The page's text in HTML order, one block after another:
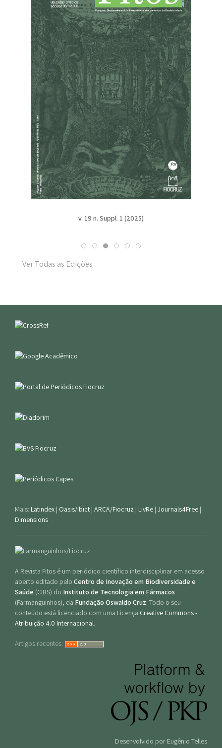
v. 19 n. Suppl. 1 (2025)
Ver Todas as Edições
Mais: Latindex | Oasis/Ibict | ARCA/Fiocruz | LivRe | Journals4Free |
Dimensions
A Revista Fitos é um periódico científico interdisciplinar em acesso
aberto editado pelo Centro de Inovação em Biodiversidade e
Saúde (CIBS) do Instituto de Tecnologia em Fármacos
(Farmanguinhos), da Fundação Oswaldo Cruz. Todo o seu
conteúdo está licenciado com uma Licença Creative Commons -
Atribuição 4.0 Internacional.
Artigos recentes:
Desenvolvido por Eugênio Telles